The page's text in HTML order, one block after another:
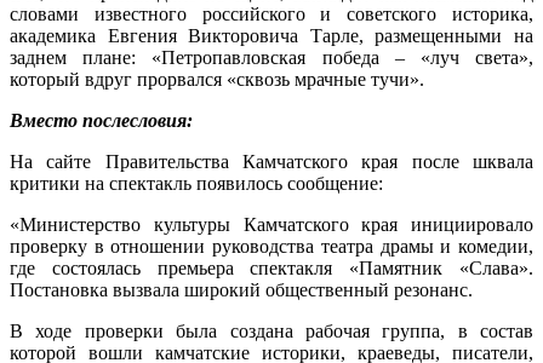
словами известного российского и советского историка,
академика Евгения Викторовича Тарле, размещенными на
заднем плане: «Петропавловская победа – «луч света»,
который вдруг прорвался «сквозь мрачные тучи».
Вместо послесловия:
На сайте Правительства Камчатского края после шквала
критики на спектакль появилось сообщение:
«Министерство культуры Камчатского края инициировало
проверку в отношении руководства театра драмы и комедии,
где состоялась премьера спектакля «Памятник «Слава».
Постановка вызвала широкий общественный резонанс.
В ходе проверки была создана рабочая группа, в состав
которой вошли камчатские историки, краеведы, писатели,